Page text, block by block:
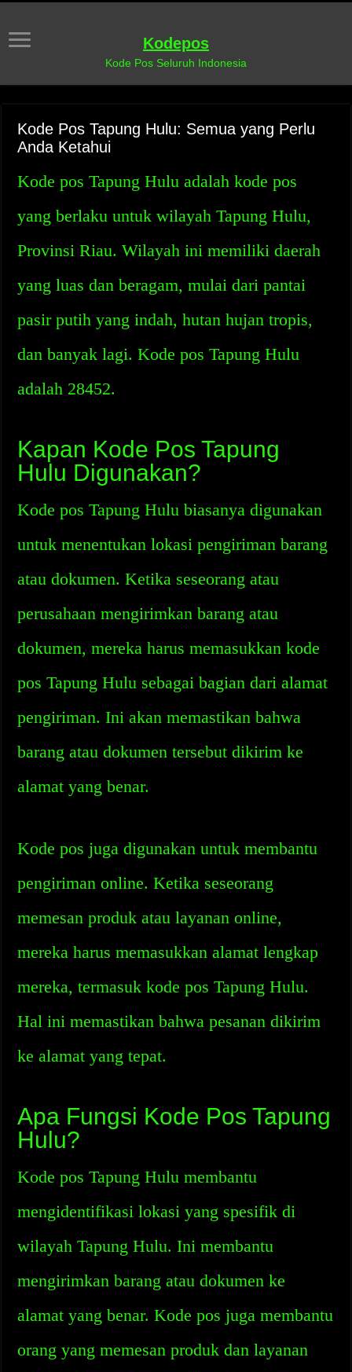
Kodepos
Kode Pos Seluruh Indonesia
Kode Pos Tapung Hulu: Semua yang Perlu
Anda Ketahui
Kode pos Tapung Hulu adalah kode pos
yang berlaku untuk wilayah Tapung Hulu,
Provinsi Riau. Wilayah ini memiliki daerah
yang luas dan beragam, mulai dari pantai
pasir putih yang indah, hutan hujan tropis,
dan banyak lagi. Kode pos Tapung Hulu
adalah 28452.
Kapan Kode Pos Tapung
Hulu Digunakan?
Kode pos Tapung Hulu biasanya digunakan
untuk menentukan lokasi pengiriman barang
atau dokumen. Ketika seseorang atau
perusahaan mengirimkan barang atau
dokumen, mereka harus memasukkan kode
pos Tapung Hulu sebagai bagian dari alamat
pengiriman. Ini akan memastikan bahwa
barang atau dokumen tersebut dikirim ke
alamat yang benar.
Kode pos juga digunakan untuk membantu
pengiriman online. Ketika seseorang
memesan produk atau layanan online,
mereka harus memasukkan alamat lengkap
mereka, termasuk kode pos Tapung Hulu.
Hal ini memastikan bahwa pesanan dikirim
ke alamat yang tepat.
Apa Fungsi Kode Pos Tapung
Hulu?
Kode pos Tapung Hulu membantu
mengidentifikasi lokasi yang spesifik di
wilayah Tapung Hulu. Ini membantu
mengirimkan barang atau dokumen ke
alamat yang benar. Kode pos juga membantu
orang yang memesan produk dan layanan